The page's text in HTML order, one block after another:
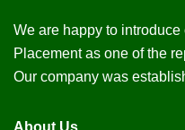
We are happy to
Placement as one of the
Our company was